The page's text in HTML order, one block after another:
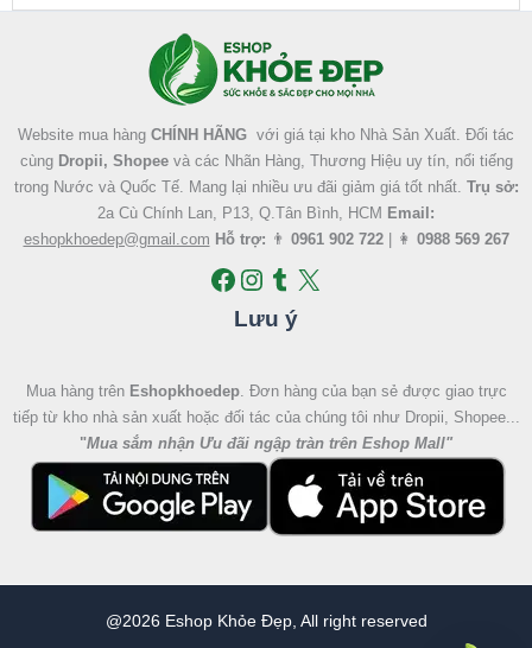
Website mua hàng CHÍNH HÃNG với giá tại kho Nhà Sản Xuất. Đối tác
cùng Dropii, Shopeevà các Nhãn Hàng, Thương Hiệu uy tín, nổi tiếng
trong Nước và Quốc Tế. Mang lại nhiều ưu đãi giảm giá tốt nhất. Trụ sở:
2a Cù Chính Lan, P13, Q.Tân Bình, HCM Email:
eshopkhoedep@gmail.com Hỗ trợ: 👨 0961 902 722| 👩 0988 569 267
Lưu ý
Mua hàng trên Eshopkhoedep. Đơn hàng của bạn sẻ được giao trực
tiếp từ kho nhà sản xuất hoặc đối tác của chúng tôi như Dropii, Shopee...
"Mua sắm nhận Ưu đãi ngập tràn trên Eshop Mall"
@2026 Eshop Khỏe Đẹp, All right reserved